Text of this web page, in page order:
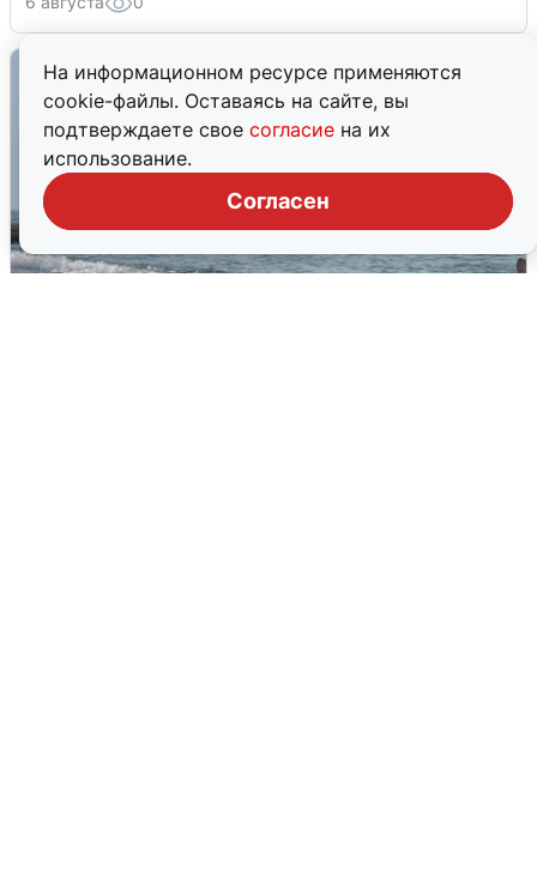
На информационном ресурсе применяются
cookie-файлы. Оставаясь на сайте, вы
подтверждаете свое согласие на их
использование.
Согласен